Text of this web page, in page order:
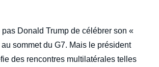
Donald Trump de célébrer son «
sommet du G7. Mais le président
des rencontres multilatérales telles